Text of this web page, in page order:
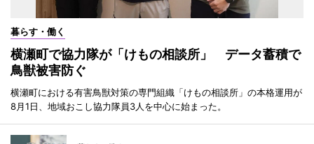
暮らす・働く
横瀬町で協力隊が「けもの相談所」 データ蓄積で
鳥獣被害防ぐ
横瀬町における有害鳥獣対策の専門組織「けもの相談所」の本格運用が
8月1日、地域おこし協力隊員3人を中心に始まった。